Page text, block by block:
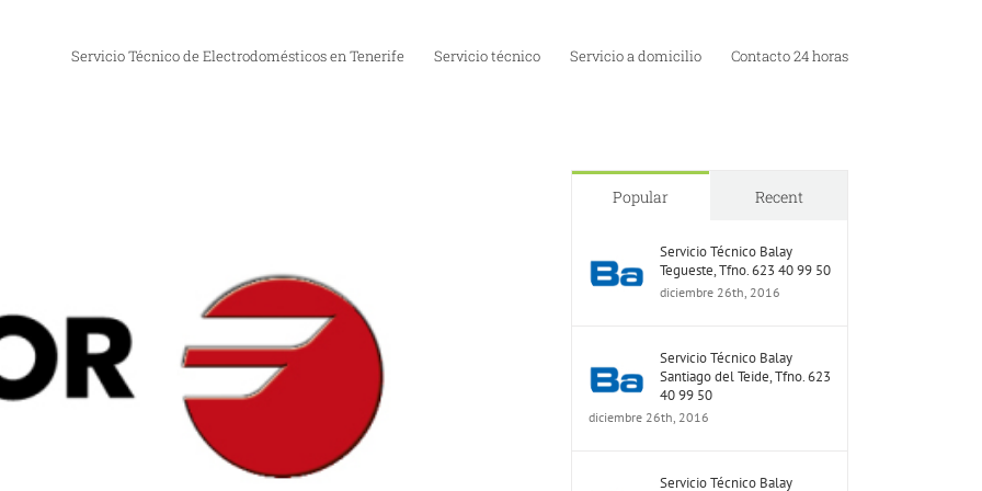
Servicio Técnico de Electrodomésticos en Tenerife Servicio técnico Servicio a domicilio Contacto 24 horas
Popular Recent
Servicio Técnico Balay
Tegueste, Tfno. 623 40 99 50
diciembre 26th, 2016
Servicio Técnico Balay
Santiago del Teide, Tfno. 623
40 99 50
diciembre 26th, 2016
Servicio Técnico Balay